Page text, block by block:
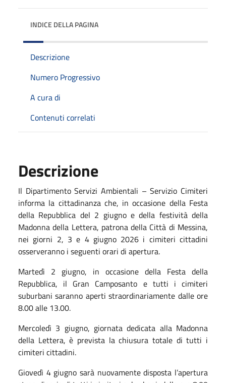
INDICE DELLA PAGINA
Descrizione
Numero Progressivo
A cura di
Contenuti correlati
Descrizione
Il Dipartimento Servizi Ambientali – Servizio Cimiteri
informa la cittadinanza che, in occasione della Festa
della Repubblica del 2 giugno e della festività della
Madonna della Lettera, patrona della Città di Messina,
nei giorni 2, 3 e 4 giugno 2026 i cimiteri cittadini
osserveranno i seguenti orari di apertura.
Martedì 2 giugno, in occasione della Festa della
Repubblica, il Gran Camposanto e tutti i cimiteri
suburbani saranno aperti straordinariamente dalle ore
8.00 alle 13.00.
Mercoledì 3 giugno, giornata dedicata alla Madonna
della Lettera, è prevista la chiusura totale di tutti i
cimiteri cittadini.
Giovedì 4 giugno sarà nuovamente disposta l’apertura